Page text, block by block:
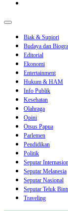
Biak & Supiori
Budaya dan
Editorial
Ekonomi
Entertainment
Hukum & HAM
Info Publik
Kesehatan
Olahraga
Opini
Otsus Papua
Parlemen
Pendidikan
Politik
Seputar
Seputar Melanesia
Seputar Nasional
Seputar Teluk
Traveling